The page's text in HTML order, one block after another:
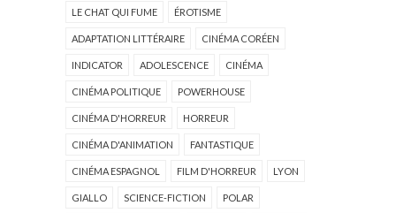
LE CHAT QUI FUME ÉROTISME
ADAPTATION LITTÉRAIRE CINÉMA CORÉEN
INDICATOR ADOLESCENCE CINÉMA
CINÉMA POLITIQUE POWERHOUSE
CINÉMA D'HORREUR HORREUR
CINÉMA D'ANIMATION FANTASTIQUE
CINÉMA ESPAGNOL FILM D'HORREUR LYON
GIALLO SCIENCE-FICTION POLAR